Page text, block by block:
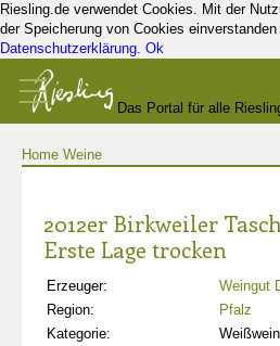
Riesling.de verwendet Cookies. Mit der
der Speicherung von Cookies
Datenschutzerklärung. Ok
Das Portal für alle
Home Weine
2012er Birkweiler
Erste Lage trocken
Erzeuger:
Weingut
Region:
Pfalz
Kategorie: